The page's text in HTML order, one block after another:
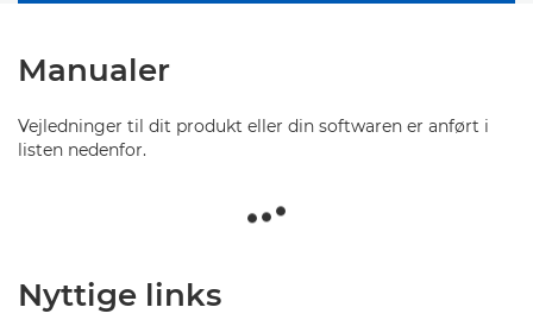
Manualer
Vejledninger til dit produkt eller din softwaren er anført i
listen nedenfor.
Nyttige links